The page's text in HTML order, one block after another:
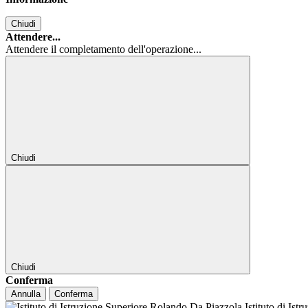
Chiudi
Attendere...
Attendere il completamento dell'operazione...
Chiudi
Chiudi
Conferma
Annulla Conferma